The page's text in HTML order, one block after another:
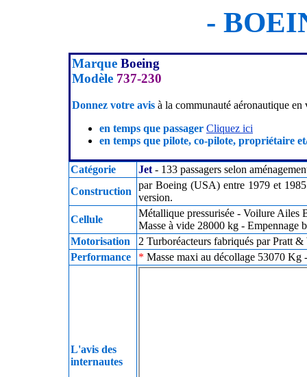
-
Marque Boeing
Modèle 737-230
Donnez votre avis à la communauté aéronautique en
en temps que passager Cliquez ici
en temps que pilote, co-pilote, propriétaire
Catégorie Jet - 133 passagers selon
Construction
par Boeing (USA) entre 1979 et
version.
Cellule
Métallique pressurisée - Voilure Ailes
Masse à vide 28000 kg - Empennage
Motorisation
2 Turboréacteurs fabriqués par Pratt
Performance
* Masse maxi au décollage 53070
L'avis des
internautes